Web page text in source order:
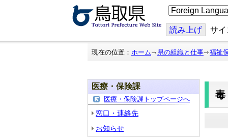
こ
の
ジ
を
翻
読み上げ サ
現在の位置： ホーム 県の組織と仕事 福祉
医療・保険課
医療・保険課トップページへ
窓口・連絡先
お知らせ